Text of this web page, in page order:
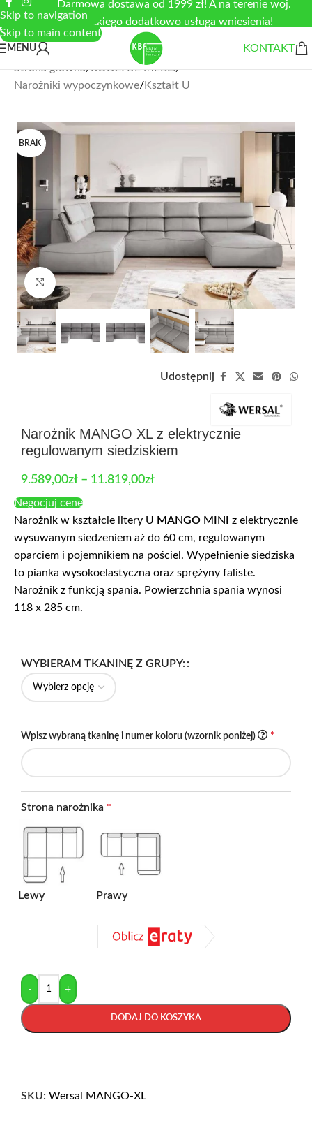
Skip to navigation
Skip to main content
Darmowa dostawa od 1999 zł! A na terenie woj.
łódzkiego dodatkowo usługa wniesienia!
MENU
KONTAKT
Strona główna/ RODZAJE MEBLI/
Narożniki wypoczynkowe/Kształt U
BRAK
Zobacz duże zdjęcie
Udostępnij
Narożnik MANGO XL z elektrycznie
regulowanym siedziskiem
9.589,00zł – 11.819,00zł
Negocjuj cenę
Narożnik w kształcie litery U MANGO MINI z elektrycznie
wysuwanym siedzeniem aż do 60 cm, regulowanym
oparciem i pojemnikiem na pościel. Wypełnienie siedziska
to pianka wysokoelastyczna oraz sprężyny faliste.
Narożnik z funkcją spania. Powierzchnia spania wynosi
118 x 285 cm.
WYBIERAM TKANINĘ Z GRUPY:
Wpisz wybraną tkaninę i numer koloru (wzornik poniżej) *
Strona narożnika *
Lewy Prawy
- +
DODAJ DO KOSZYKA
SKU: Wersal MANGO-XL